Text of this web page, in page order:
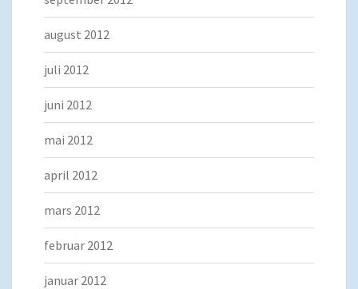
august 2012
juli 2012
juni 2012
mai 2012
april 2012
mars 2012
februar 2012
januar 2012